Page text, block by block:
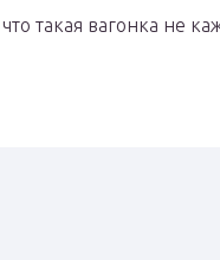
такая вагонка не